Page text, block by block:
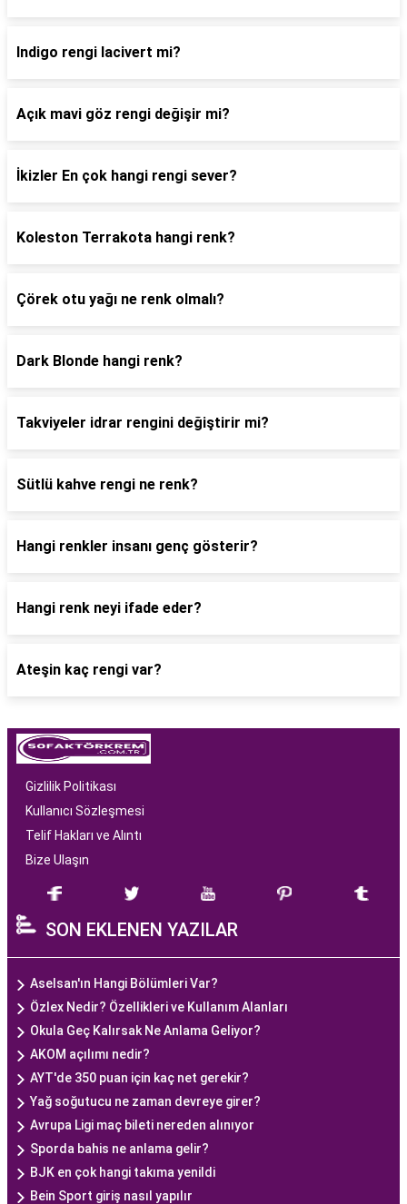
Indigo rengi lacivert mi?
Açık mavi göz rengi değişir mi?
İkizler En çok hangi rengi sever?
Koleston Terrakota hangi renk?
Çörek otu yağı ne renk olmalı?
Dark Blonde hangi renk?
Takviyeler idrar rengini değiştirir mi?
Sütlü kahve rengi ne renk?
Hangi renkler insanı genç gösterir?
Hangi renk neyi ifade eder?
Ateşin kaç rengi var?
Gizlilik Politikası
Kullanıcı Sözleşmesi
Telif Hakları ve Alıntı
Bize Ulaşın
SON EKLENEN YAZILAR
Aselsan'ın Hangi Bölümleri Var?
Özlex Nedir? Özellikleri ve Kullanım Alanları
Okula Geç Kalırsak Ne Anlama Geliyor?
AKOM açılımı nedir?
AYT'de 350 puan için kaç net gerekir?
Yağ soğutucu ne zaman devreye girer?
Avrupa Ligi maç bileti nereden alınıyor
Sporda bahis ne anlama gelir?
BJK en çok hangi takıma yenildi
Bein Sport giriş nasıl yapılır